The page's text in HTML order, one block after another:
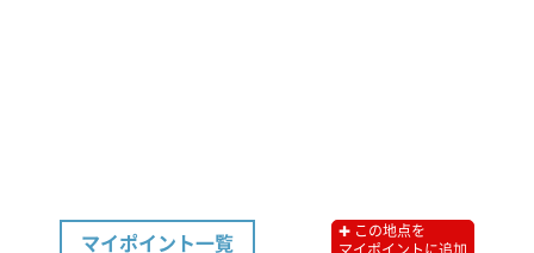
マイポイント一覧
✚ この地点を